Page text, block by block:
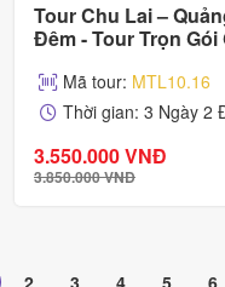
Tour Chu Lai –
Đêm - Tour Trọn
Mã tour: MTL10.16
Thời gian: 3 Ngày 2
3.550.000 VNĐ
3.850.000 VNĐ